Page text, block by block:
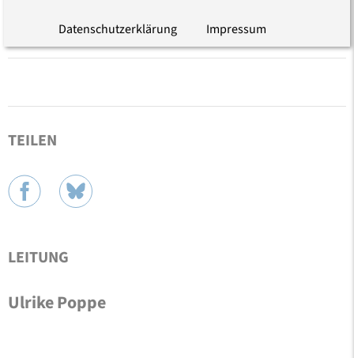
TEILEN
LEITUNG
Ulrike Poppe
Datenschutzerklärung Impressum